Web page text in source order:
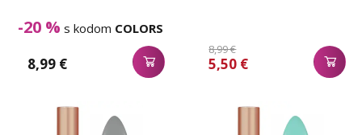
-20 % s kodom COLORS
8,99 €
8,99 €
5,50 €